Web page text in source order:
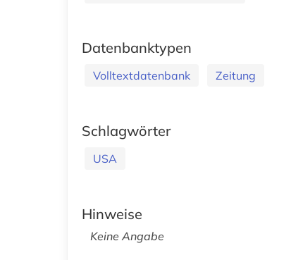
Datenbanktypen
Volltextdatenbank Zeitung
Schlagwörter
USA
Hinweise
Keine Angabe